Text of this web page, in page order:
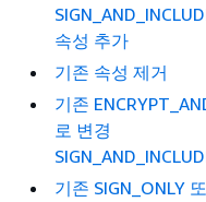
속성 추가
기존 속성 제거
기존
로 변경
기존 SIGN_ONLY